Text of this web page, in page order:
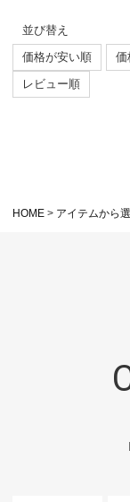
並び替え
価格が安い順
価
レビュー順
HOME アイテムから